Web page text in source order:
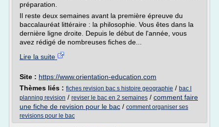
préparation.
Il reste deux semaines avant la première épreuve du
baccalauréat littéraire : la philosophie. Vous êtes dans la
dernière ligne droite. Depuis le début de l'année, vous
avez rédigé de nombreuses fiches de...
Lire la suite
Site : https://www.orientation-education.com
Thèmes liés : fiches revision bac s histoire geographie / bac l
planning revision / reviser le bac en 2 semaines / comment faire
une fiche de revision pour le bac / comment organiser ses
revisions pour le bac